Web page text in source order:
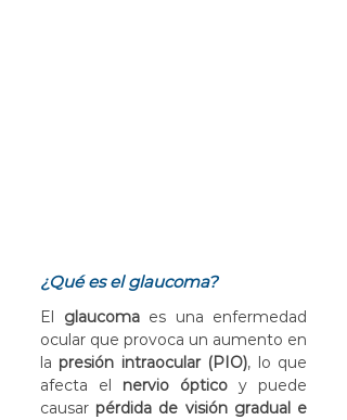
¿Qué es el glaucoma?
El glaucoma es una enfermedad
ocular que provoca un aumento en
la presión intraocular (PIO), lo que
afecta el nervio óptico y puede
causar pérdida de visión gradual e